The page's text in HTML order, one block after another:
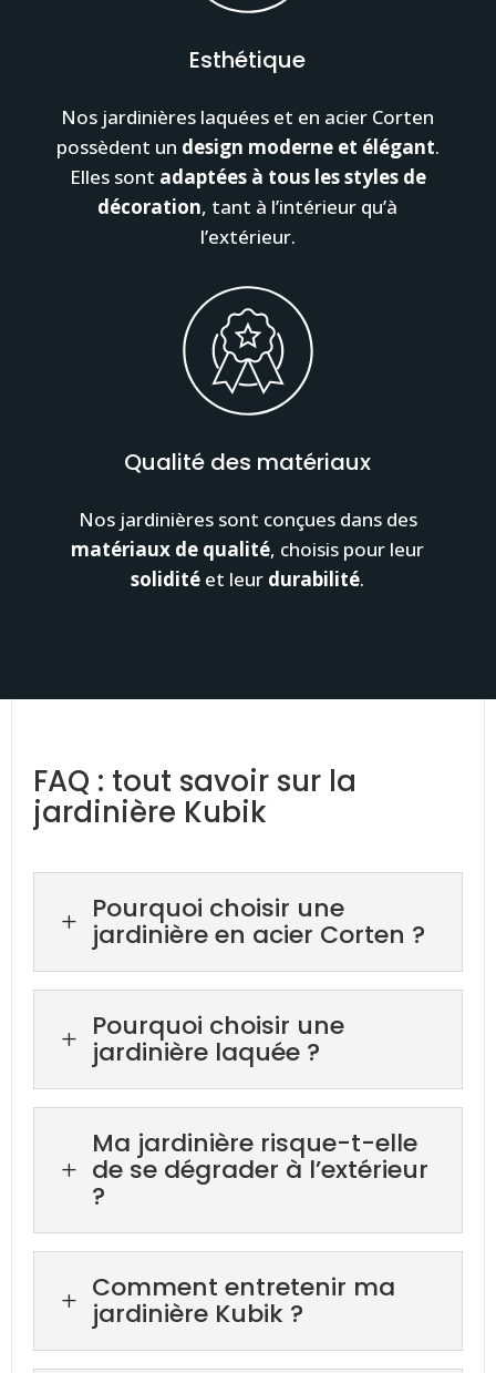
Esthétique
Nos jardinières laquées et en acier Corten
possèdent un design moderne et élégant.
Elles sont adaptées à tous les styles de
décoration, tant à l’intérieur qu’à
l’extérieur.
Qualité des matériaux
Nos jardinières sont conçues dans des
matériaux de qualité, choisis pour leur
solidité et leur durabilité.
FAQ : tout savoir sur la
jardinière Kubik
L Pourquoi choisir une
jardinière en acier Corten ?
L Pourquoi choisir une
jardinière laquée ?
L
Ma jardinière risque-t-elle
de se dégrader à l’extérieur
?
L Comment entretenir ma
jardinière Kubik ?